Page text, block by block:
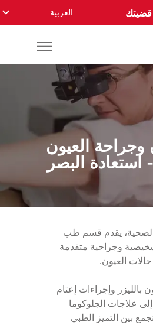
قضيتك العربية
Español
Русский
Français
Deutsch
Nederlands
Norsk
العيون
استعادة البصر
يقدم قسم طب
وجراحية متقدمة
العيون.
بالليزر وإجراءات إعتام
علاجات الجلوكوما
بين التميز الطبي